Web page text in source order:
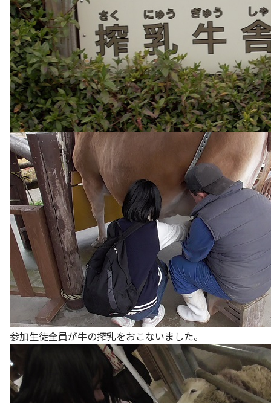
参加生徒全員が牛の搾乳をおこないました。